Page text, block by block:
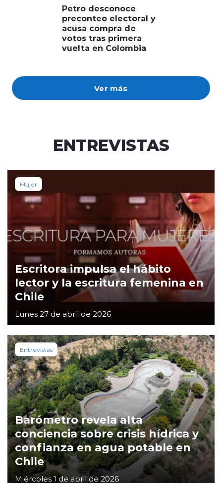
Ver más
Petro desconoce
preconteo electoral y
acusa compra de
votos tras primera
vuelta en Colombia
ENTREVISTAS
Mujer
Escritora impulsa el hábito
lector y la escritura femenina en
Chile
Lunes 27 de abril de 2026
Entrevistas
Barómetro revela alta
conciencia sobre crisis hídrica y
confianza en agua potable en
Chile
Miércoles 1 de abril de 2026